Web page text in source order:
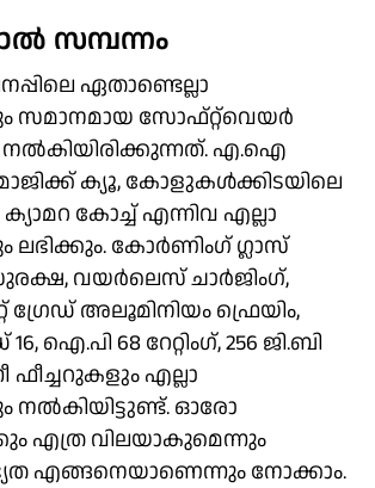
സമ്പന്നം
ഏതാണ്ടെല്ലാ
സോഫ്റ്റ്‌വെയര്‍
നല്‍കിയിരിക്കുന്നത്. എ.ഐ
ക്യൂ, കോളുകള്‍ക്കിടയിലെ
കോച്ച് എന്നിവ എല്ലാ
കോര്‍ണിംഗ് ഗ്ലാസ്
വയര്‍ലെസ് ചാര്‍ജിംഗ്,
ഗ്രേഡ് അലൂമിനിയം ഫ്രെയിം,
ഐ.പി 68 റേറ്റിംഗ്, 256 ജി.ബി
ഫീച്ചറുകളും എല്ലാ
ഓരോ
വിലയാകുമെന്നും
എങ്ങനെയാണെന്നും നോക്കാം.